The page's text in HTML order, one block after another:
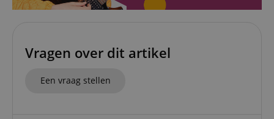
Vragen over dit artikel
Een vraag stellen